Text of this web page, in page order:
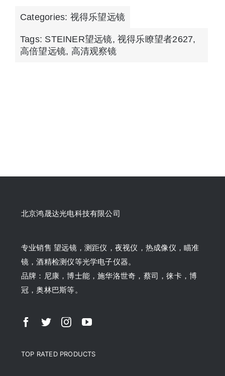
Categories: 视得乐望远镜
Tags: STEINER望远镜,视得乐瞭望者2627,
高倍望远镜, 高清观察镜
北京鸿晟达光电科技有限公司
专业销售 望远镜，测距仪，夜视仪，热成像仪，瞄准
镜，酒精检测仪等光学电子仪器。
品牌：尼康，博士能，施华洛世奇，蔡司，徕卡，博
冠，奥林巴斯等。
TOP RATED PRODUCTS